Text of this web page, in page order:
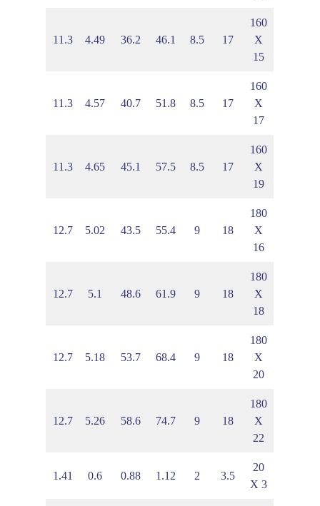
160
X
15
17
8.5
46.1
36.2
4.49
11.3
160
X
17
17
8.5
51.8
40.7
4.57
11.3
160
X
19
17
8.5
57.5
45.1
4.65
11.3
180
X
16
18
9
55.4
43.5
5.02
12.7
180
X
18
18
9
61.9
48.6
5.1
12.7
180
X
20
18
9
68.4
53.7
5.18
12.7
180
X
22
18
9
74.7
58.6
5.26
12.7
20
X 3
3.5
2
1.12
0.88
0.6
1.41